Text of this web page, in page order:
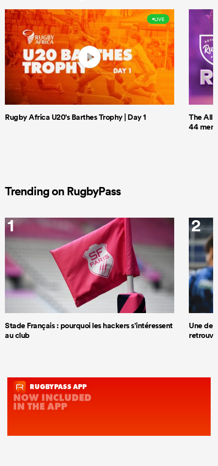
LIVE
Rugby Africa U20's Barthes Trophy | Day 1
The All
44 men
Trending on RugbyPass
1
Stade Français : pourquoi les hackers s’intéressent
au club
2
Une